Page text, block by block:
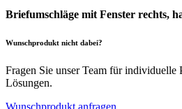
Briefumschläge mit Fenster rechts,
Wunschprodukt nicht dabei?
Fragen Sie unser Team für
Lösungen.